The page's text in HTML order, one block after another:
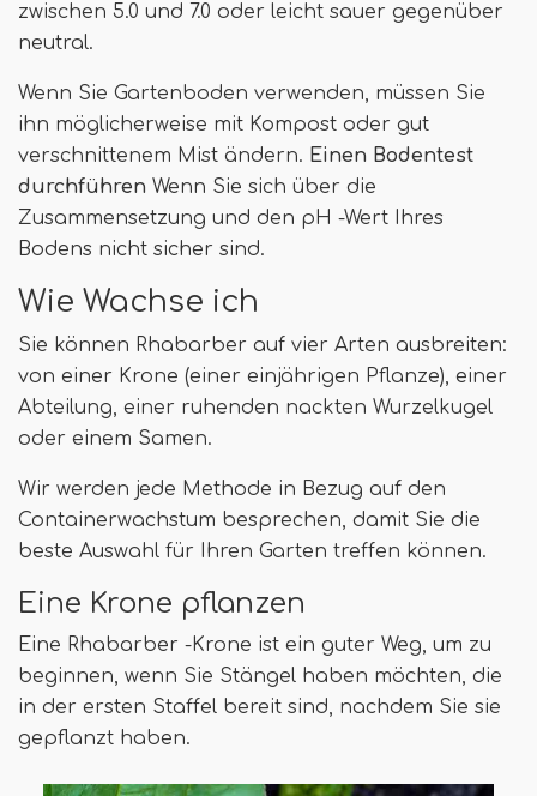
zwischen 5.0 und 7.0 oder leicht sauer gegenüber
neutral.
Wenn Sie Gartenboden verwenden, müssen Sie
ihn möglicherweise mit Kompost oder gut
verschnittenem Mist ändern. Einen Bodentest
durchführen Wenn Sie sich über die
Zusammensetzung und den pH -Wert Ihres
Bodens nicht sicher sind.
Wie Wachse ich
Sie können Rhabarber auf vier Arten ausbreiten:
von einer Krone (einer einjährigen Pflanze), einer
Abteilung, einer ruhenden nackten Wurzelkugel
oder einem Samen.
Wir werden jede Methode in Bezug auf den
Containerwachstum besprechen, damit Sie die
beste Auswahl für Ihren Garten treffen können.
Eine Krone pflanzen
Eine Rhabarber -Krone ist ein guter Weg, um zu
beginnen, wenn Sie Stängel haben möchten, die
in der ersten Staffel bereit sind, nachdem Sie sie
gepflanzt haben.